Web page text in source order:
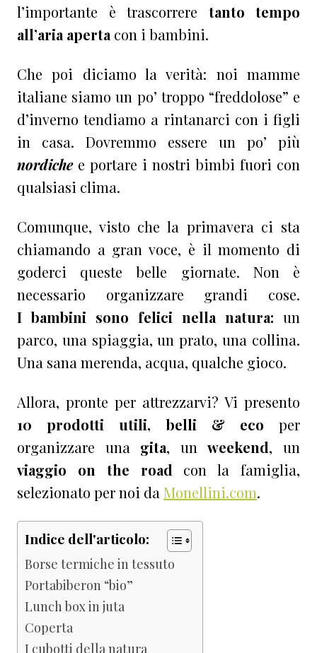
l’importante è trascorrere tanto tempo
all’aria aperta con i bambini.
Che poi diciamo la verità: noi mamme
italiane siamo un po’ troppo “freddolose” e
d’inverno tendiamo a rintanarci con i figli
in casa. Dovremmo essere un po’ più
nordichee portare i nostri bimbi fuori con
qualsiasi clima.
Comunque, visto che la primavera ci sta
chiamando a gran voce, è il momento di
goderci queste belle giornate. Non è
necessario organizzare grandi cose.
I bambini sono felici nella natura: un
parco, una spiaggia, un prato, una collina.
Una sana merenda, acqua, qualche gioco.
Allora, pronte per attrezzarvi? Vi presento
10 prodotti utili, belli & eco per
organizzare una gita, unweekend, un
viaggio on the road con la famiglia,
selezionato per noi da Monellini.com.
Indice dell'articolo:
Borse termiche in tessuto
Portabiberon “bio”
Lunch box in juta
Coperta
I cubotti della natura